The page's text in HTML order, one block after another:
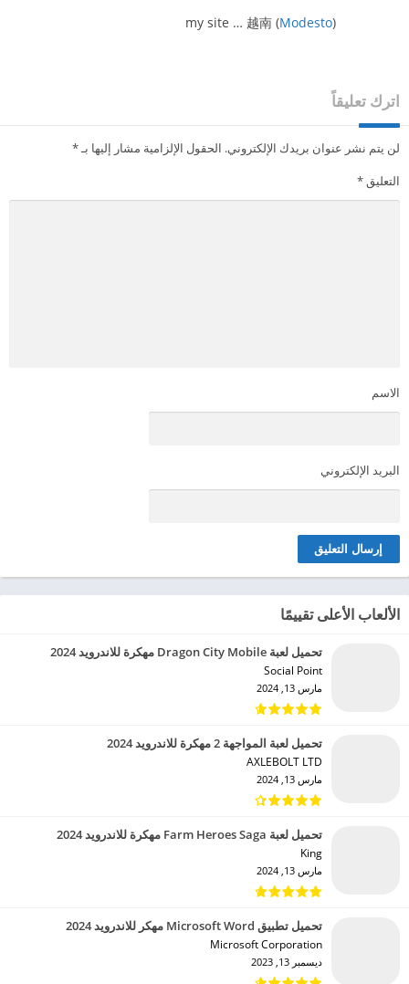
my site … 越南 (Modesto)
اترك تعليقاً
لن يتم نشر عنوان بريدك الإلكتروني. الحقول الإلزامية مشار إليها بـ*
التعليق *
الاسم
البريد الإلكتروني
الألعاب الأعلى تقييمًا
تحميل لعبة Dragon City Mobile مهكرة للاندرويد 2024
Social Point‏
مارس 13, 2024
تحميل لعبة المواجهة 2 مهكرة للاندرويد 2024
AXLEBOLT LTD‏
مارس 13, 2024
تحميل لعبة Farm Heroes Saga مهكرة للاندرويد 2024
King‏
مارس 13, 2024
تحميل تطبيق Microsoft Word مهكر للاندرويد 2024
Microsoft Corporation‏
ديسمبر 13, 2023